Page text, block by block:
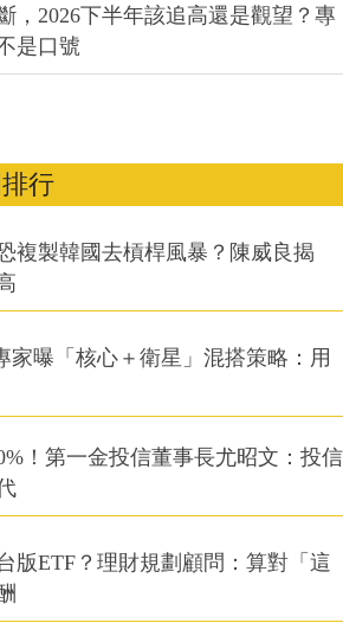
，2026下半年該追高還是觀望？專
是口號
行
複製韓國去槓桿風暴？陳威良揭
家曝「核心＋衛星」混搭策略：用
！第一金投信董事長尤昭文：投信
版ETF？理財規劃顧問：算對「這